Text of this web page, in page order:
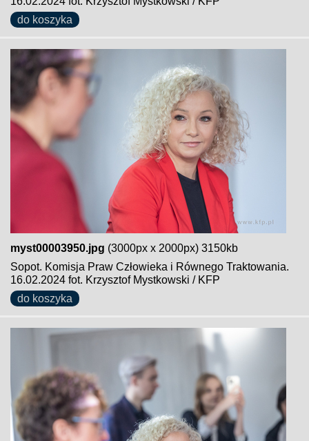
do koszyka
myst00003950.jpg (3000px x 2000px) 3150kb
Sopot. Komisja Praw Człowieka i Równego Traktowania.
16.02.2024 fot. Krzysztof Mystkowski / KFP
do koszyka